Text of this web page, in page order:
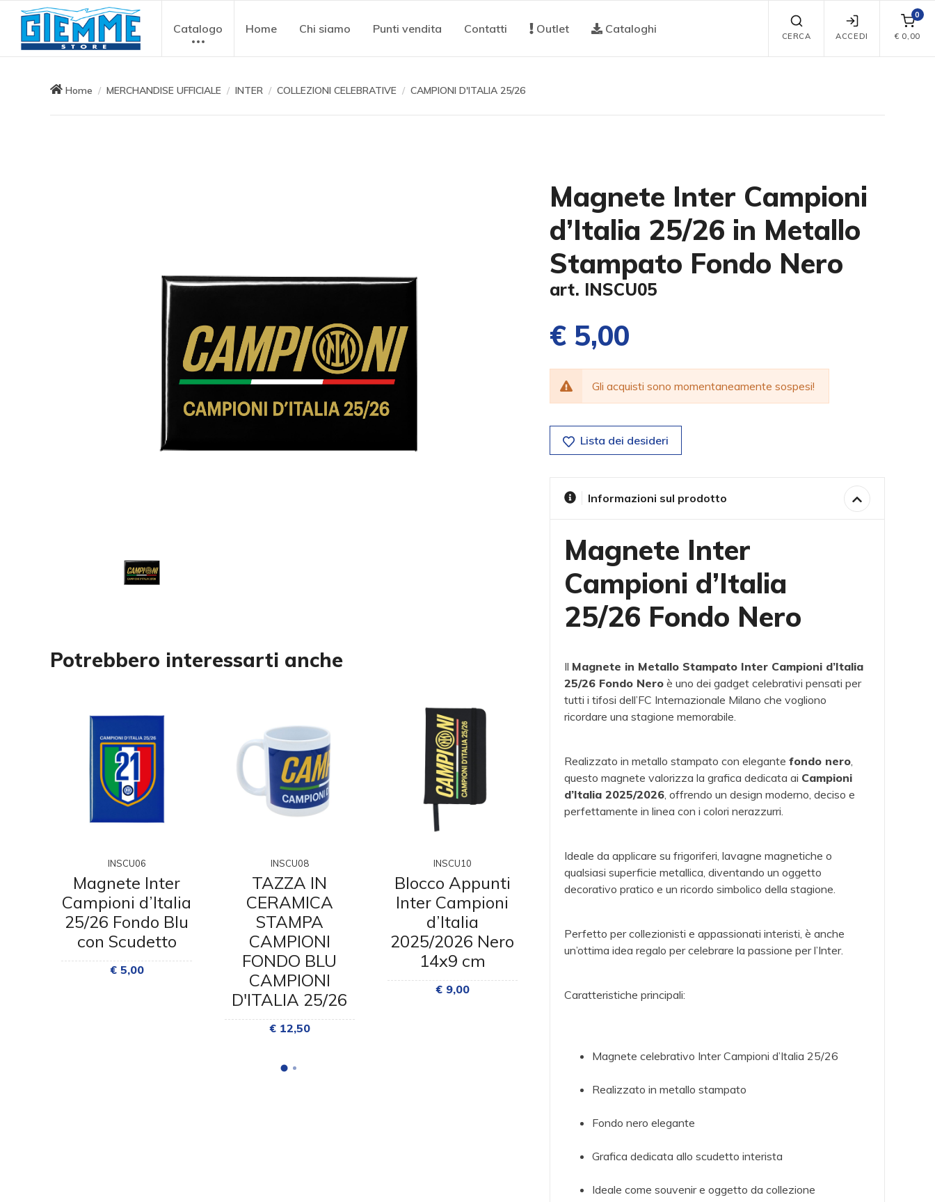
Catalogo Home Chi siamo Punti vendita Contatti Outlet Cataloghi
CERCA ACCEDI
0
€ 0,00
Home MERCHANDISE UFFICIALE INTER COLLEZIONI CELEBRATIVE CAMPIONI D'ITALIA 25/26
Potrebbero interessarti anche
INSCU06
Magnete Inter
Campioni d’Italia
25/26 Fondo Blu
con Scudetto
€ 5,00
INSCU08
TAZZA IN
CERAMICA
STAMPA
CAMPIONI
FONDO BLU
CAMPIONI
D'ITALIA 25/26
€ 12,50
INSCU10
Blocco Appunti
Inter Campioni
d’Italia
2025/2026 Nero
14x9 cm
€ 9,00
INSCU11
Portapass Inter
Campioni d’Italia
con Moschettone
e Sgancio
INSCU02
Distintivo
Rettangolare
d’Italia
2025/2026 in
Magnete Inter Campioni
d’Italia 25/26 in Metallo
Stampato Fondo Nero
art. INSCU05
€ 5,00
Gli acquisti sono momentaneamente sospesi!
Lista dei desideri
Informazioni sul prodotto
Magnete Inter
Campioni d’Italia
25/26 Fondo Nero
Il Magnete in Metallo Stampato Inter Campioni d’Italia
25/26 Fondo Neroè uno dei gadget celebrativi pensati per
tutti i tifosi dell’FC Internazionale Milano che vogliono
ricordare una stagione memorabile.
Realizzato in metallo stampato con elegante fondo nero,
questo magnete valorizza la grafica dedicata ai Campioni
d’Italia 2025/2026, offrendo un design moderno, deciso e
perfettamente in linea con i colori nerazzurri.
Ideale da applicare su frigoriferi, lavagne magnetiche o
qualsiasi superficie metallica, diventando un oggetto
decorativo pratico e un ricordo simbolico della stagione.
Perfetto per collezionisti e appassionati interisti, è anche
un’ottima idea regalo per celebrare la passione per l’Inter.
Caratteristiche principali:
Magnete celebrativo Inter Campioni d’Italia 25/26
Realizzato in metallo stampato
Fondo nero elegante
Grafica dedicata allo scudetto interista
Ideale come souvenir e oggetto da collezione